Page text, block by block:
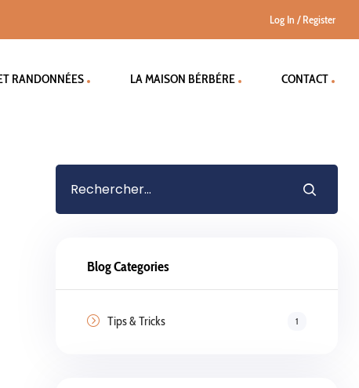
Log In / Register
RANDONNÉES LA MAISON BÉRBÉRE CONTACT
Blog Categories
Tips & Tricks 1